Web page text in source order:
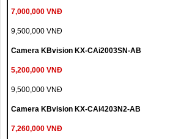
7,000,000 VNĐ
9,500,000 VNĐ
Camera KBvision KX-CAi2003SN-AB
5,200,000 VNĐ
9,500,000 VNĐ
Camera KBvision KX-CAi4203N2-AB
7,260,000 VNĐ